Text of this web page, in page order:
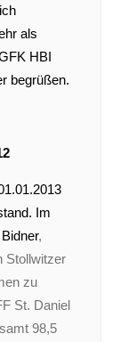
als
HBI
begrüßen.
Im
,
Stollwitzer
zu
St. Daniel
98,5